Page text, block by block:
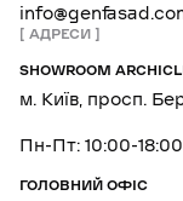
АДРЕСИ
SHOWROOM
м. Київ, просп.
Пн-Пт: 10:00-18:00
ГОЛОВНИЙ ОФІС